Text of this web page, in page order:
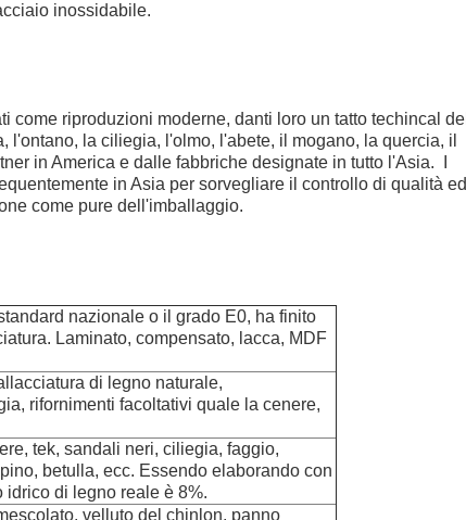
inossidabile.
come riproduzioni moderne, danti loro un tatto techincal del
la ciliegia, l'olmo, l'abete, il mogano, la quercia, il
in America e dalle fabbriche designate in tutto l'Asia. I
in Asia per sorvegliare il controllo di qualità ed
come pure dell'imballaggio.
nazionale o il grado E0, ha finito
Laminato, compensato, lacca, MDF
di legno naturale,
rifornimenti facoltativi quale la cenere,
tek, sandali neri, ciliegia, faggio,
betulla, ecc. Essendo elaborando con
idrico di legno reale è 8%.
velluto del chinlon, panno